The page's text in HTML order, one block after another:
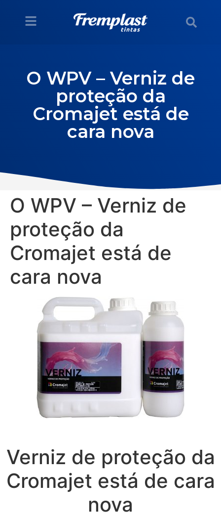
O WPV – Verniz de
proteção da
Cromajet está de
cara nova
O WPV – Verniz de
proteção da
Cromajet está de
cara nova
Verniz de proteção da
Cromajet está de cara
nova